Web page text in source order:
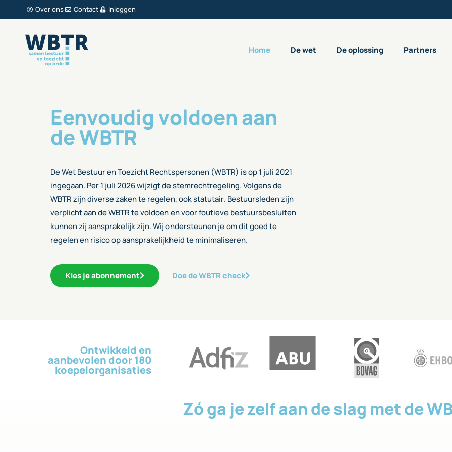
Over ons Contact Inloggen
Home De wet De oplossing Partners
Eenvoudig voldoen aan
de WBTR
De Wet Bestuur en Toezicht Rechtspersonen (WBTR) is op 1 juli 2021
ingegaan. Per 1 juli 2026 wijzigt de stemrechtregeling. Volgens de
WBTR zijn diverse zaken te regelen, ook statutair. Bestuursleden zijn
verplicht aan de WBTR te voldoen en voor foutieve bestuursbesluiten
kunnen zij aansprakelijk zijn. Wij ondersteunen je om dit goed te
regelen en risico op aansprakelijkheid te minimaliseren.
Kies je abonnement Doe de WBTR check
Ontwikkeld en
aanbevolen door 180
koepel­organisaties
Zó ga je zelf aan de slag met de